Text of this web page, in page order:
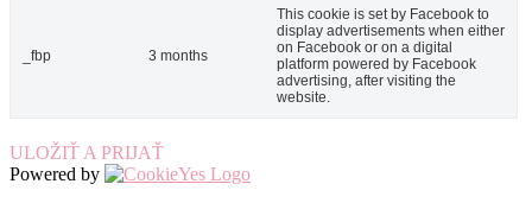
_fbp 3 months
This cookie is set by Facebook to
display advertisements when either
on Facebook or on a digital
platform powered by Facebook
advertising, after visiting the
website.
ULOŽIŤ A PRIJAŤ
Powered by